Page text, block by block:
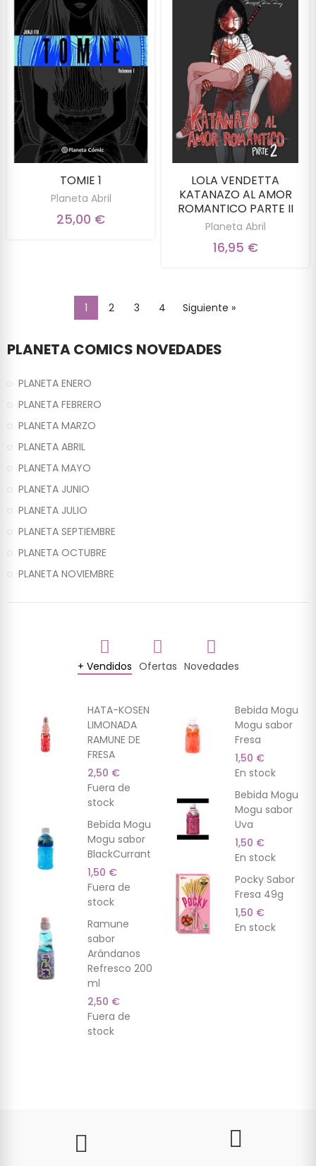
TOMIE 1
Planeta Abril
25,00 €
LOLA VENDETTA
KATANAZO AL AMOR
ROMANTICO PARTE II
Planeta Abril
16,95 €
1 2 3 4 Siguiente »
PLANETA COMICS NOVEDADES
PLANETA ENERO
PLANETA FEBRERO
PLANETA MARZO
PLANETA ABRIL
PLANETA MAYO
PLANETA JUNIO
PLANETA JULIO
PLANETA SEPTIEMBRE
PLANETA OCTUBRE
PLANETA NOVIEMBRE
+ Vendidos Ofertas Novedades
HATA-KOSEN
LIMONADA
RAMUNE DE
FRESA
2,50 €
Fuera de
stock
Bebida Mogu
Mogu sabor
BlackCurrant
1,50 €
Fuera de
stock
Ramune
sabor
Arándanos
Refresco 200
ml
2,50 €
Fuera de
stock
Bebida Mogu
Mogu sabor
Fresa
1,50 €
En stock
Bebida Mogu
Mogu sabor
Uva
1,50 €
En stock
Pocky Sabor
Fresa 49g
1,50 €
En stock